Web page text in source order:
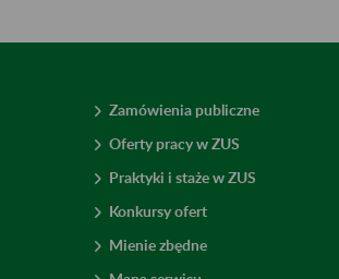
Zamówienia publiczne
Oferty pracy w ZUS
Praktyki i staże w ZUS
Konkursy ofert
Mienie zbędne